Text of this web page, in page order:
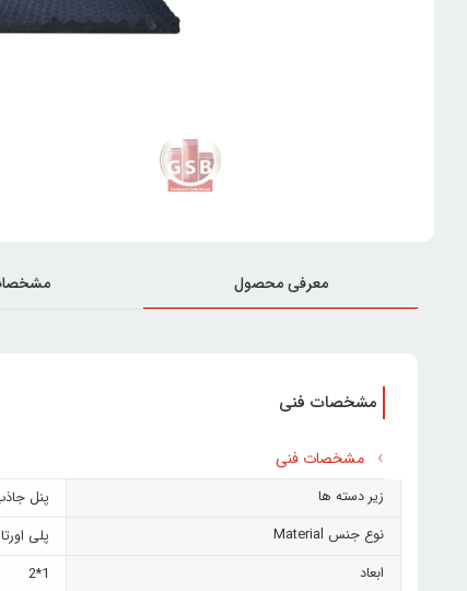
معرفی محصول
مشخصات فنی
مشخصات فنی
زیر دسته ها پنل
نوع جنس Material
پلی
ابعاد
1*2